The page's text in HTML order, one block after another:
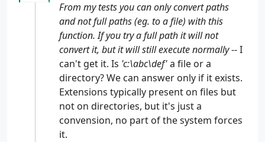
From my tests you can only convert paths
and not full paths (eg. to a file) with this
function. If you try a full path it will not
convert it, but it will still execute normally-- I
can't get it. Is 'c:\abc\def'a file or a
directory? We can answer only if it exists.
Extensions typically present on files but
not on directories, but it's just a
convension, no part of the system forces
it.